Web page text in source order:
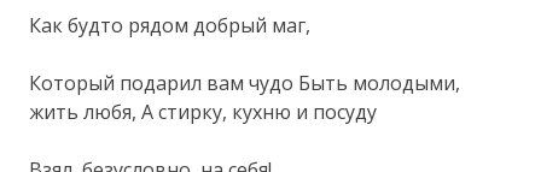
Как будто рядом добрый маг,
Который подарил вам чудо Быть молодыми,
жить любя, А стирку, кухню и посуду